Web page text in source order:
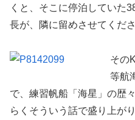
くと、そこに停泊していた
長が、隣に留めさせてくだ
その
等航
で、練習帆船「海星」の歴
らくそういう話で盛り上がり